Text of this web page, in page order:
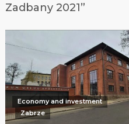
Zadbany 2021”
Economy and investment
Zabrze